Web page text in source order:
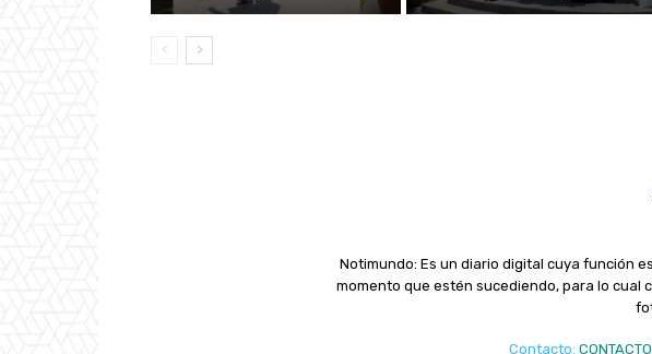
Notimundo: Es un diario digital cuya función
momento que estén sucediendo, para lo
Contacto: